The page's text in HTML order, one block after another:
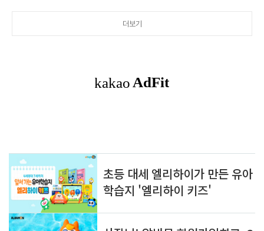
더보기